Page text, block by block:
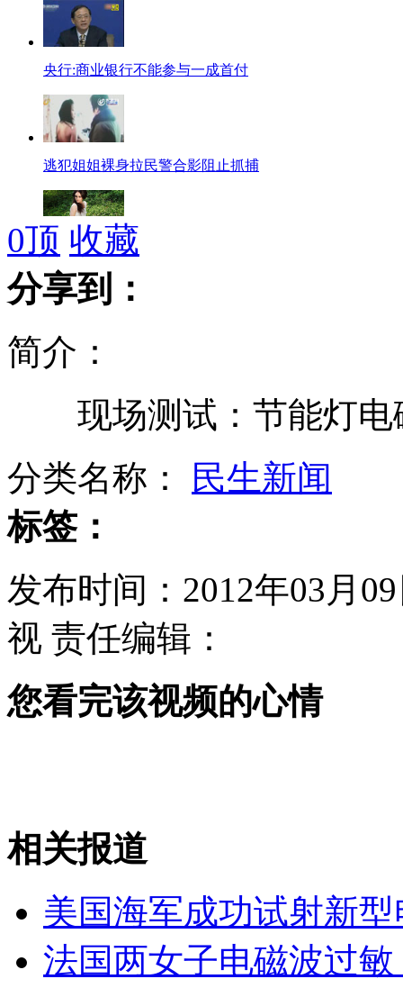
央行:商业银行不能参与一成首付
逃犯姐姐裸身拉民警合影阻止抓捕
王子哈里访南美 巴西少女想当王妃
贵州特大拐卖儿童案件告破
17名政协委员呼吁春晚初一举办
平板电脑成儿童"新宠" 也成"杀手"
无痛分娩是否安全 医生回应
0顶 收藏
分享到：
简介：
现场测试：节能灯电
分类名称：
民生新闻
标签：
发布时间：2012年03月
视 责任编辑：
您看完该视频的心情
相关报道
美国海军成功试射新
法国两女子电磁波过